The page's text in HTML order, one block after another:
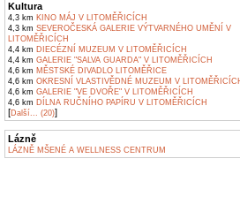
Kultura
4,3 km KINO MÁJ V LITOMĚŘICÍCH
4,3 km SEVEROČESKÁ GALERIE VÝTVARNÉHO UMĚNÍ V
LITOMĚŘICÍCH
4,4 km DIECÉZNÍ MUZEUM V LITOMĚŘICÍCH
4,4 km GALERIE "SALVA GUARDA" V LITOMĚŘICÍCH
4,6 km MĚSTSKÉ DIVADLO LITOMĚŘICE
4,6 km OKRESNÍ VLASTIVĚDNÉ MUZEUM V
4,6 km GALERIE "VE DVOŘE" V LITOMĚŘICÍCH
4,6 km DÍLNA RUČNÍHO PAPÍRU V LITOMĚŘICÍCH
[Další... (20)]
Lázně
LÁZNĚ MŠENÉ A WELLNESS CENTRUM